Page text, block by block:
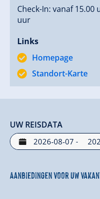
Check-In: vanaf
uur
Links
Homepage
Standort-Karte
UW REISDATA
-
Aanbiedingen voor uw